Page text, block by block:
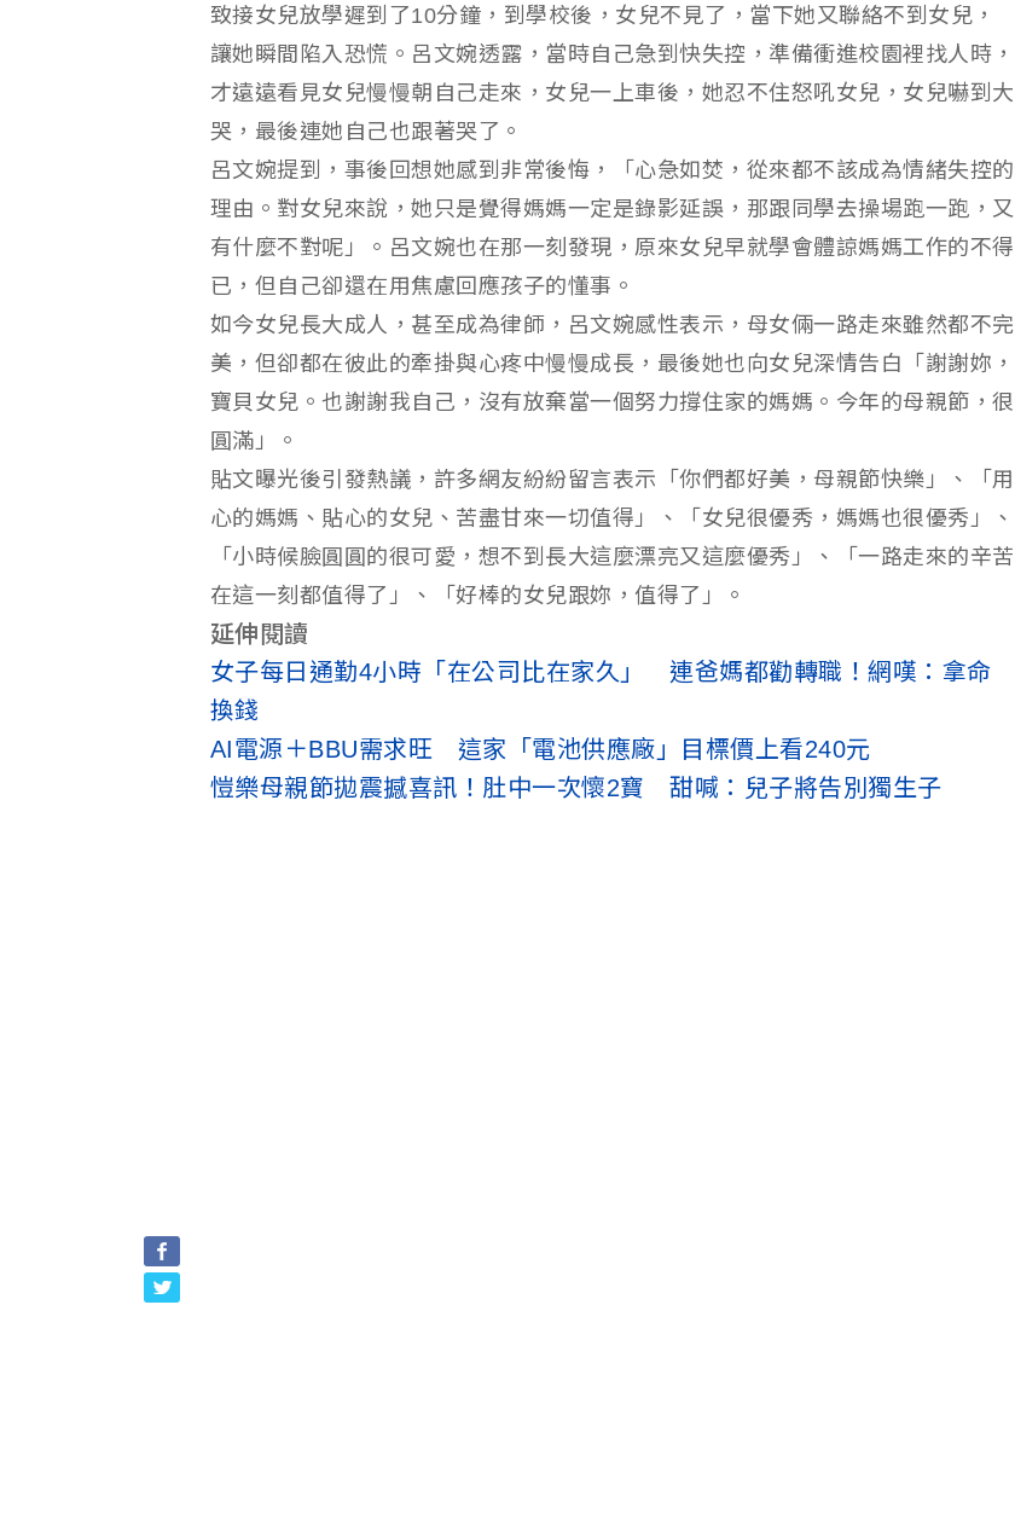
致接女兒放學遲到了10分鐘，到學校後，女兒不見了，當下她又聯絡不到女兒，
讓她瞬間陷入恐慌。呂文婉透露，當時自己急到快失控，準備衝進校園裡找人時，
才遠遠看見女兒慢慢朝自己走來，女兒一上車後，她忍不住怒吼女兒，女兒嚇到大
哭，最後連她自己也跟著哭了。
呂文婉提到，事後回想她感到非常後悔，「心急如焚，從來都不該成為情緒失控的
理由。對女兒來說，她只是覺得媽媽一定是錄影延誤，那跟同學去操場跑一跑，又
有什麼不對呢」。呂文婉也在那一刻發現，原來女兒早就學會體諒媽媽工作的不得
已，但自己卻還在用焦慮回應孩子的懂事。
如今女兒長大成人，甚至成為律師，呂文婉感性表示，母女倆一路走來雖然都不完
美，但卻都在彼此的牽掛與心疼中慢慢成長，最後她也向女兒深情告白「謝謝妳，
寶貝女兒。也謝謝我自己，沒有放棄當一個努力撐住家的媽媽。今年的母親節，很
圓滿」。
貼文曝光後引發熱議，許多網友紛紛留言表示「你們都好美，母親節快樂」、「用
心的媽媽、貼心的女兒、苦盡甘來一切值得」、「女兒很優秀，媽媽也很優秀」、
「小時候臉圓圓的很可愛，想不到長大這麼漂亮又這麼優秀」、「一路走來的辛苦
在這一刻都值得了」、「好棒的女兒跟妳，值得了」。
延伸閱讀
女子每日通勤4小時「在公司比在家久」 連爸媽都勸轉職！網嘆：拿命
換錢
AI電源＋BBU需求旺 這家「電池供應廠」目標價上看240元
愷樂母親節拋震撼喜訊！肚中一次懷2寶 甜喊：兒子將告別獨生子